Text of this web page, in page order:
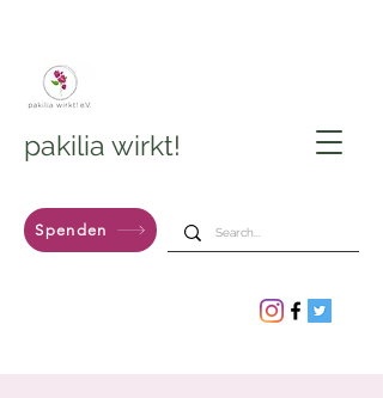
pakilia wirkt!
Spenden